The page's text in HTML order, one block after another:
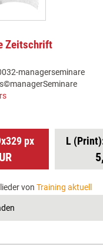
Zeitschrift
managerseminare
px L
von Training aktuell